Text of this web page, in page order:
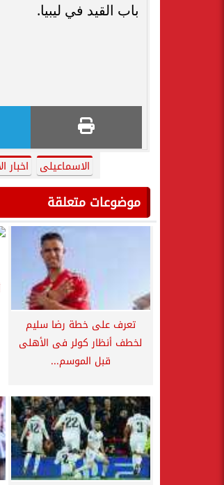
باب القيد في ليبيا.
الاسماعيلى اخبار
موضوعات متعلقة
تعرف على خطة رضا سليم
لخطف أنظار كولر فى الأهلى
قبل الموسم...